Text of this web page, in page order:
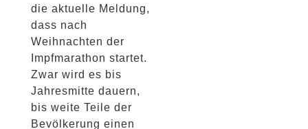
die aktuelle Meldung,
dass nach
Weihnachten der
Impfmarathon startet.
Zwar wird es bis
Jahresmitte dauern,
bis weite Teile der
Bevölkerung einen